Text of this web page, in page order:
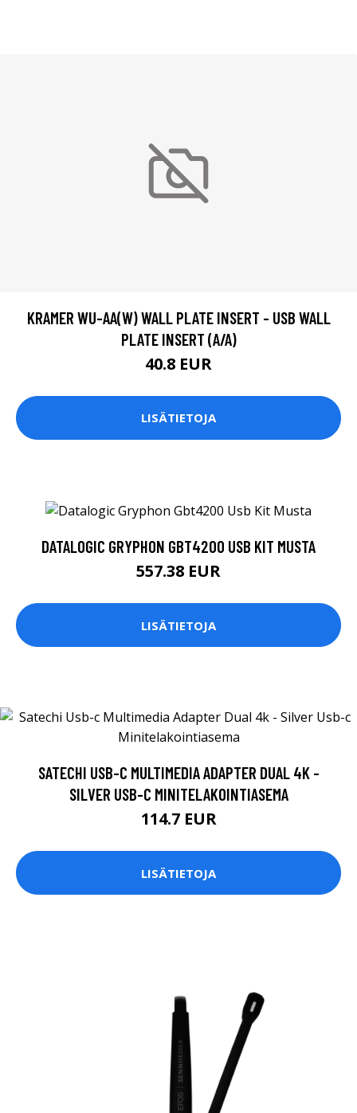
KRAMER WU-AA(W) WALL PLATE INSERT - USB WALL
PLATE INSERT (A/A)
40.8 EUR
LISÄTIETOJA
DATALOGIC GRYPHON GBT4200 USB KIT MUSTA
557.38 EUR
LISÄTIETOJA
SATECHI USB-C MULTIMEDIA ADAPTER DUAL 4K -
SILVER USB-C MINITELAKOINTIASEMA
114.7 EUR
LISÄTIETOJA